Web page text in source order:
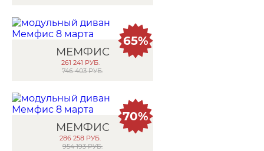
МЕМФИС
261 241 РУБ.
746 403 РУБ.
65%
МЕМФИС
286 258 РУБ.
954 193 РУБ.
70%